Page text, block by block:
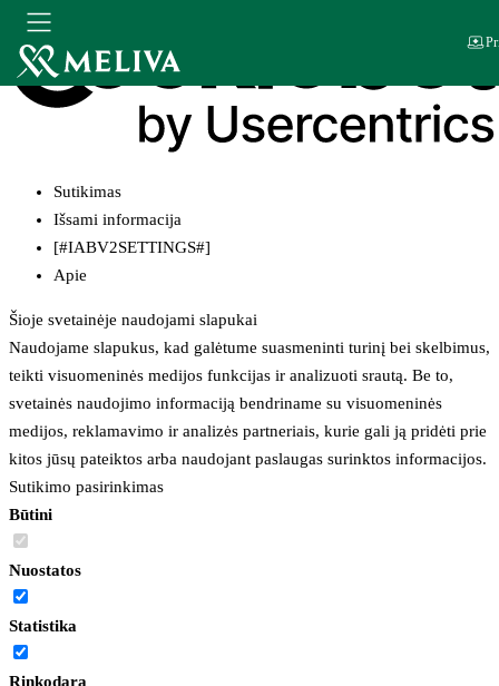
Sutikimas
Išsami informacija
[#IABV2SETTINGS#]
Apie
Šioje svetainėje naudojami slapukai
Naudojame slapukus, kad galėtume suasmeninti turinį bei skelbimus,
teikti visuomeninės medijos funkcijas ir analizuoti srautą. Be to,
svetainės naudojimo informaciją bendriname su visuomeninės
medijos, reklamavimo ir analizės partneriais, kurie gali ją pridėti prie
kitos jūsų pateiktos arba naudojant paslaugas surinktos informacijos.
Sutikimo pasirinkimas
Būtini
Nuostatos
Statistika
Rinkodara